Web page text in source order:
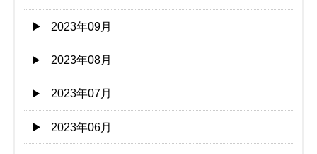
2023年09月
2023年08月
2023年07月
2023年06月